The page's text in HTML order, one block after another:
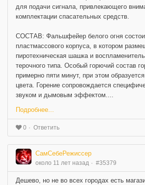
для подачи сигнала, привлекающего
комплектации спасательных средств.
СОСТАВ: Фальшфейер белого огня
пластмассового корпуса, в котором
пиротехническая шашка и
терочного типа. Особый горючий состав
примерно пяти минут, при этом
цвета. Горение сопровождается
звуком и дымовым эффектом....
Подробнее...
0 Ответить
СамСебеРежиссер
около 11 лет назад #35379
Дешево, но не во всех городах есть